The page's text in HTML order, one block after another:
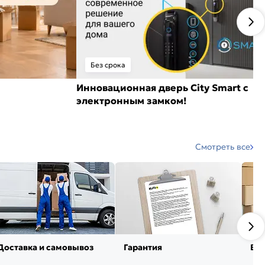
Без срока
Инновационная дверь City Smart с
электронным замком!
Смотреть все
и самовывоз Гарантия